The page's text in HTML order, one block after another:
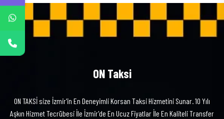
ON Taksi
ON TAKSİ size İzmir'in En Deneyimli Korsan Taksi Hizmetini Sunar. 10 Yılı
Aşkın Hizmet Tecrübesi İle İzmir'de En Ucuz Fiyatlar İle En Kaliteli Transfer